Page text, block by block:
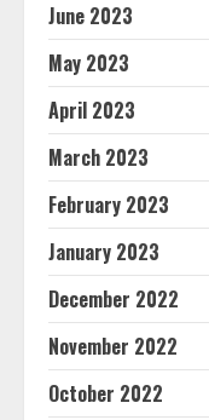
June 2023
May 2023
April 2023
March 2023
February 2023
January 2023
December 2022
November 2022
October 2022